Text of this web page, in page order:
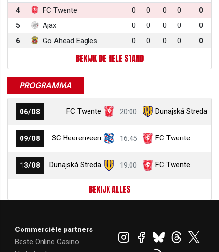
4
FC Twente 0 0 0 0
0
5
Ajax 0 0 0 0
0
6
Go Ahead Eagles 0 0 0 0 0
BEKIJK DE HELE STAND
PROGRAMMA
06/08 FC Twente 20:00 Dunajská Streda
09/08 SC Heerenveen 16:45 FC Twente
13/08 Dunajská Streda 19:00 FC Twente
BEKIJK ALLES
Commerciële partners
Beste Online Casino